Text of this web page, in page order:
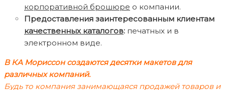
корпоративной брошюре о компании.
качественных каталогов: печатных и в
электронном виде.
В КА Мориссон создаются десятки макетов для
различных компаний.
Будь то компания занимающаяся продажей товаров и